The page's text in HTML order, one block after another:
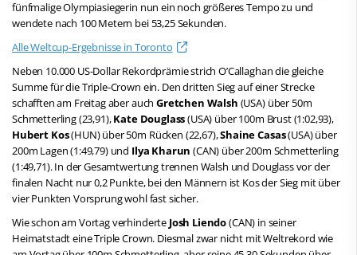
fünfmalige Olympiasiegerin nun ein noch größeres Tempo zu und
wendete nach 100 Metern bei 53,25 Sekunden.
Alle Weltcup-Ergebnisse in Toronto
Neben 10.000 US-Dollar Rekordprämie strich O’Callaghan die gleiche
Summe für die Triple-Crown ein. Den dritten Sieg auf einer Strecke
schafften am Freitag aber auchGretchen Walsh (USA) über 50m
Schmetterling (23,91),Kate Douglass(USA) über 100m Brust (1:02,93),
Hubert Kos(HUN) über 50m Rücken (22,67),Shaine Casas(USA) über
200m Lagen (1:49,79) und Ilya Kharun (CAN) über 200m Schmetterling
(1:49,71). In der Gesamtwertung trennen Walsh und Douglass vor der
finalen Nacht nur 0,2 Punkte, bei den Männern ist Kos der Sieg mit über
vier Punkten Vorsprung wohl fast sicher.
Wie schon am Vortag verhinderte Josh Liendo(CAN) in seiner
Heimatstadt eine Triple Crown. Diesmal zwar nicht mit Weltrekord wie